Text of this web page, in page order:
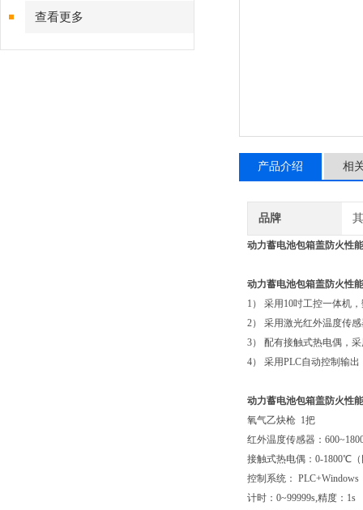
查看更多
产品介绍 相
品牌
动力蓄电池包箱盖防火性
动力蓄电池包箱盖防火性
1） 采用10吋工控一体机
2） 采用激光红外温度传
3） 配有接触式热电偶，
4） 采用PLC自动控制输
动力蓄电池包箱盖防火性
氧气乙炔枪 1把
红外温度传感器：
接触式热电偶：0-1800℃
控制系统： PLC+Windows
计时：0~99999s,精度：1s